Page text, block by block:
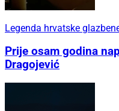
Legenda hrvatske
Prije osam godina
Dragojević